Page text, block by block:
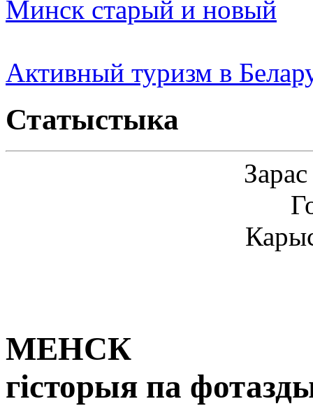
Минск старый и новый
Активный туризм в
Статыстыка
МЕНСК
гісторыя па